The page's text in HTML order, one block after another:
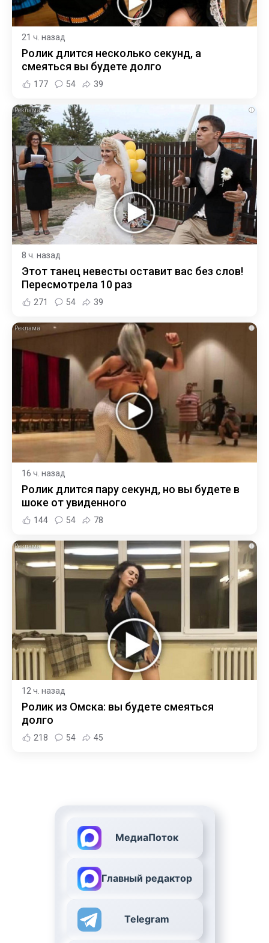
21 ч. назад
Ролик длится несколько секунд, а
смеяться вы будете долго
177 54 39
i
8 ч. назад
Этот танец невесты оставит вас без слов!
Пересмотрела 10 раз
271 54 39
i
16 ч. назад
Ролик длится пару секунд, но вы будете в
шоке от увиденного
144 54 78
i
12 ч. назад
Ролик из Омска: вы будете смеяться
долго
218 54 45
МедиаПоток
Главный редактор
Telegram